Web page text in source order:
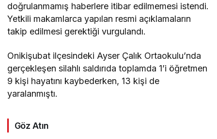
doğrulanmamış haberlere itibar edilmemesi istendi.
Yetkili makamlarca yapılan resmi açıklamaların
takip edilmesi gerektiği vurgulandı.
Onikişubat ilçesindeki Ayser Çalık Ortaokulu’nda
gerçekleşen silahlı saldırıda toplamda 1’i öğretmen
9 kişi hayatını kaybederken, 13 kişi de
yaralanmıştı.
Göz Atın